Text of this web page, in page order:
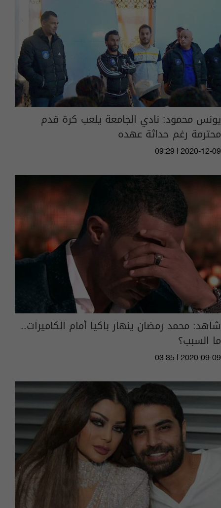
يونس محمود: نادي الجامعة يلعب كرة قدم
محترمة رغم حداثة عهده
09:29 | 2020-12-09
شاهد: محمد رمضان ينهار باكيا أمام الكاميرات..
ما السبب؟
03:35 | 2020-09-09